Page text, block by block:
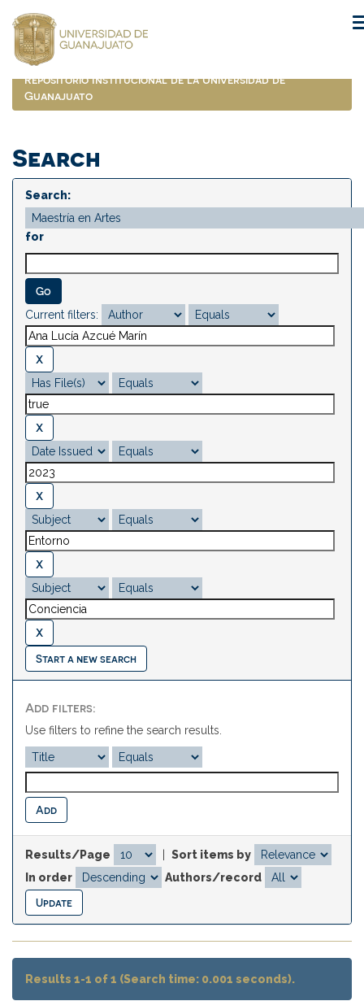
navigation
Repositorio Institucional de la Universidad de
Guanajuato
Search
Search:
for
Current filters:
Start a new search
Add filters:
Use filters to refine the search results.
Results/Page
Sort items by
In order
Authors/record
Results 1-1 of 1 (Search time: 0.001 seconds).